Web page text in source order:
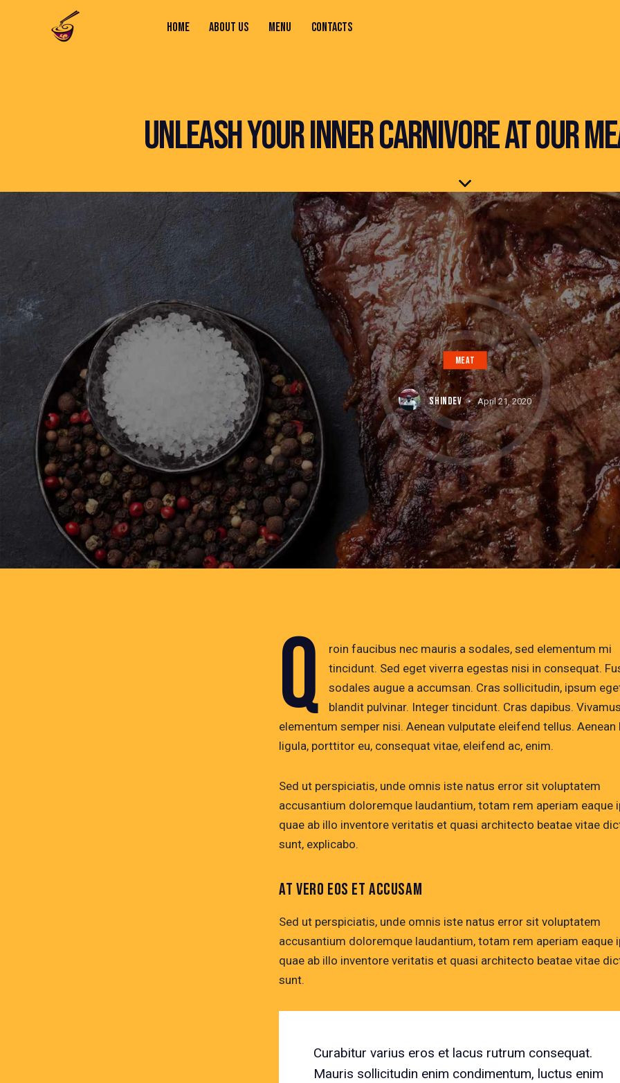
HOME ABOUT US MENU CONTACTS
UNLEASH YOUR INNER CARNIVORE AT OUR
MEAT
SHINDEV April 21, 2020
Q
roin faucibus nec mauris a sodales, sed elementum mi
tincidunt. Sed eget viverra egestas nisi in consequat.
sodales augue a accumsan. Cras sollicitudin, ipsum
blandit pulvinar. Integer tincidunt. Cras dapibus. Vivamus
elementum semper nisi. Aenean vulputate eleifend tellus. Aenean
ligula, porttitor eu, consequat vitae, eleifend ac, enim.
Sed ut perspiciatis, unde omnis iste natus error sit voluptatem
accusantium doloremque laudantium, totam rem aperiam eaque
quae ab illo inventore veritatis et quasi architecto beatae vitae
sunt, explicabo.
AT VERO EOS ET ACCUSAM
Sed ut perspiciatis, unde omnis iste natus error sit voluptatem
accusantium doloremque laudantium, totam rem aperiam eaque
quae ab illo inventore veritatis et quasi architecto beatae vitae
sunt.
Curabitur varius eros et lacus rutrum consequat.
Mauris sollicitudin enim condimentum, luctus enim